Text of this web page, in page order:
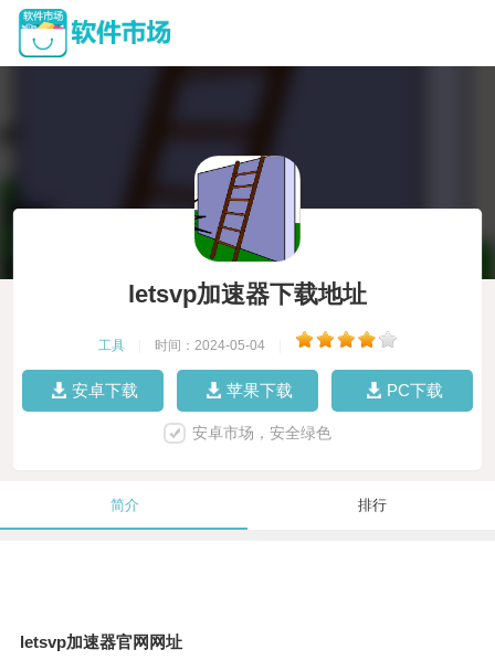
letsvp加速器下载地址
工具 时间：2024-05-04
安卓下载 苹果下载 PC下载
安卓市场，安全绿色
简介 排行
letsvp加速器官网网址